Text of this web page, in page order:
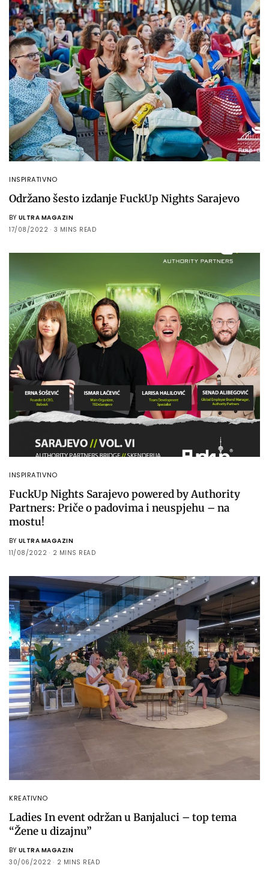
INSPIRATIVNO
Održano šesto izdanje FuckUp Nights Sarajevo
BY ULTRA MAGAZIN
17/08/2022
3 MINS READ
INSPIRATIVNO
FuckUp Nights Sarajevo powered by Authority
Partners: Priče o padovima i neuspjehu – na
mostu!
BY ULTRA MAGAZIN
11/08/2022
2 MINS READ
KREATIVNO
Ladies In event održan u Banjaluci – top tema
“Žene u dizajnu”
BY ULTRA MAGAZIN
30/06/2022
2 MINS READ